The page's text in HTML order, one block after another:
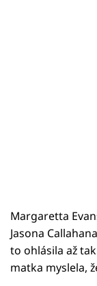
Margaretta
Jasona
to ohlásila až
matka myslela,